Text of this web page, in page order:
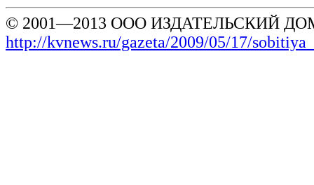
© 2001—2013 ООО ИЗДАТЕЛЬСКИЙ
http://kvnews.ru/gazeta/2009/05/17/